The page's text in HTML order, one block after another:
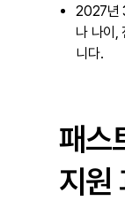
2027년
나 나이,
니다.
패스
지원